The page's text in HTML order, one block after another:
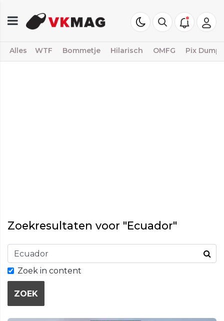
Alles WTF Bommetje Hilarisch OMFG Pix Dump
Zoekresultaten voor "Ecuador"
Zoek in content
ZOEK